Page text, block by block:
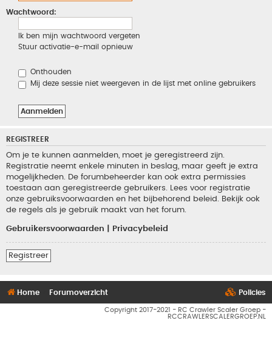
Wachtwoord:
Ik ben mijn wachtwoord vergeten
Stuur activatie-e-mail opnieuw
Onthouden
Mij deze sessie niet weergeven in de lijst met online gebruikers
REGISTREER
Om je te kunnen aanmelden, moet je geregistreerd zijn.
Registratie neemt enkele minuten in beslag, maar geeft je extra
mogelijkheden. De forumbeheerder kan ook extra permissies
toestaan aan geregistreerde gebruikers. Lees voor registratie
onze gebruiksvoorwaarden en het bijbehorend beleid. Bekijk ook
de regels als je gebruik maakt van het forum.
Gebruikersvoorwaarden Privacybeleid
Registreer
Home Forumoverzicht Policies
Copyright 2017-2021 - RC Crawler Scaler Groep -
RCCRAWLERSCALERGROEP.NL